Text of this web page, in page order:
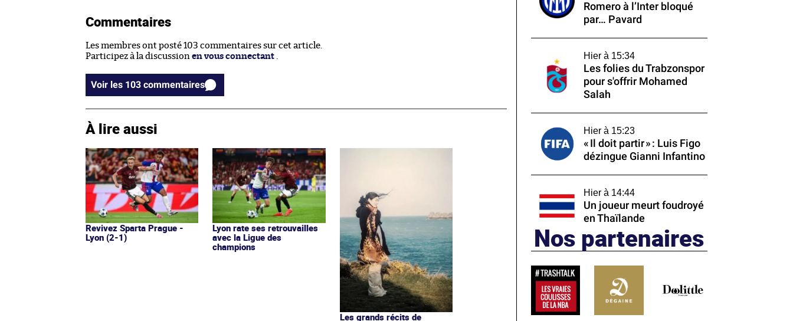
Commentaires
Les membres ont posté 103 commentaires sur cet article.
Participez à la discussion en vous connectant
Voir les 103 commentaires
À lire aussi
Revivez Sparta Prague -
Lyon (2-1)
Lyon rate ses retrouvailles
avec la Ligue des
champions
Les grands récits de
Romero à l’Inter bloqué
par… Pavard
Hier à 15:34
Les folies du Trabzonspor
pour s'offrir Mohamed
Salah
Hier à 15:23
« Il doit partir » : Luis Figo
dézingue Gianni Infantino
Hier à 14:44
Un joueur meurt foudroyé
en Thaïlande
Nos partenaires